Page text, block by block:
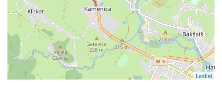
Leaflet